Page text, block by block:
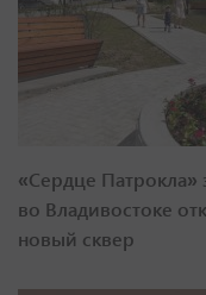
«Сердце Патрокла»
во Владивостоке
новый сквер